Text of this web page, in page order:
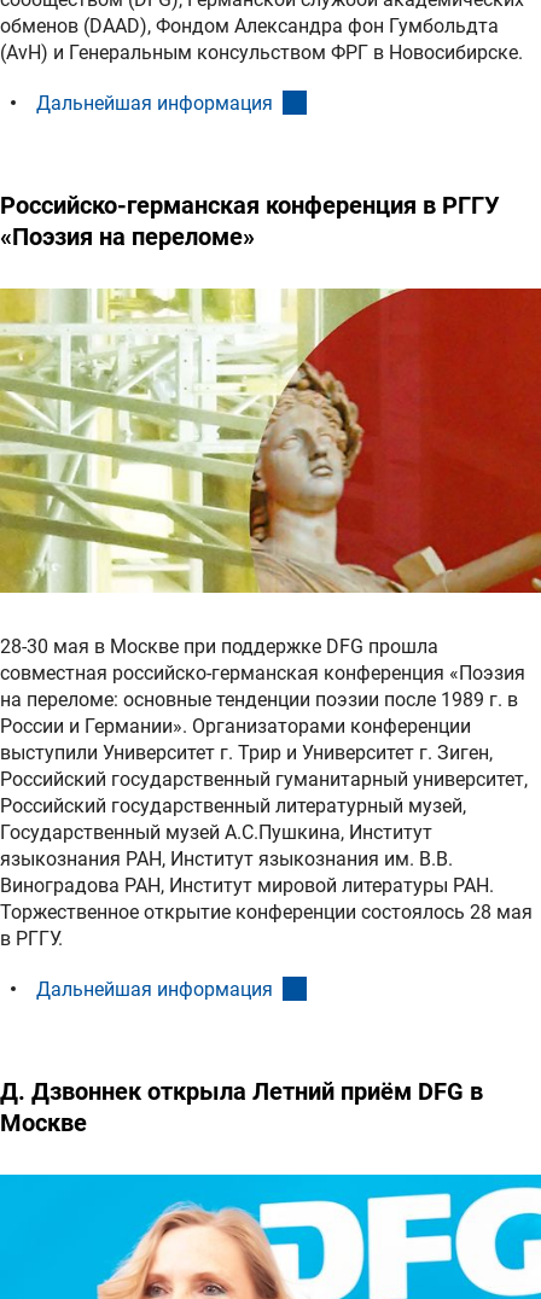
обменов (DAAD), Фондом Александра фон Гумбольдта
(AvH) и Генеральным консульством ФРГ в Новосибирске.
Дальнейшая информация
Российско-германская конференция в РГГУ
«Поэзия на переломе»
28-30 мая в Москве при поддержке DFG прошла
совместная российско-германская конференция «Поэзия
на переломе: основные тенденции поэзии после 1989 г. в
России и Германии». Организаторами конференции
выступили Университет г. Трир и Университет г. Зиген,
Российский государственный гуманитарный университет,
Российский государственный литературный музей,
Государственный музей А.С.Пушкина, Институт
языкознания РАН, Институт языкознания им. В.В.
Виноградова РАН, Институт мировой литературы РАН.
Торжественное открытие конференции состоялось 28 мая
в РГГУ.
Дальнейшая информация
Д. Дзвоннек открыла Летний приём DFG в
Москве